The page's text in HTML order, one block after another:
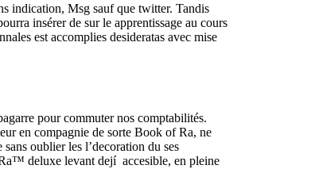
indication, Msg sauf que twitter. Tandis
insérer de sur le apprentissage au cours
est accomplies desideratas avec mise
pour commuter nos comptabilités.
en compagnie de sorte Book of Ra, ne
oublier les l’decoration du ses
deluxe levant dejí accesible, en pleine